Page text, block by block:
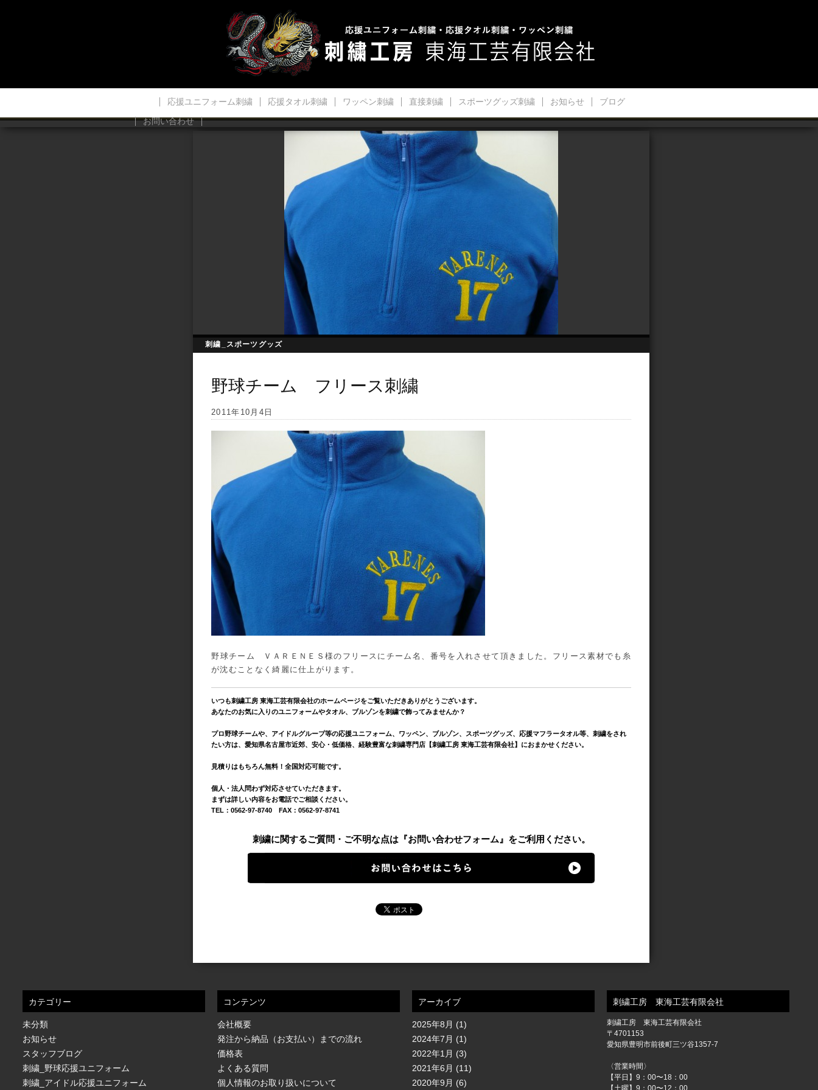
応援ユニフォーム刺繍 応援タオル刺繍 ワッペン刺繍 直接刺繍 スポーツグッズ刺繍 お知らせ ブログ
お問い合わせ
刺繍_スポーツグッズ
野球チーム フリース刺繍
2011年10月4日
野球チーム ＶＡＲＥＮＥＳ様のフリースにチーム名、番号を入れさせて頂きました。フリース素材でも糸
が沈むことなく綺麗に仕上がります。
いつも刺繍工房 東海工芸有限会社のホームページをご覧いただきありがとうございます。
あなたのお気に入りのユニフォームやタオル、ブルゾンを刺繍で飾ってみませんか？
プロ野球チームや、アイドルグループ等の応援ユニフォーム、ワッペン、ブルゾン、スポーツグッズ、応援マフラータオル等、刺繍をされ
たい方は、愛知県名古屋市近郊、安心・低価格、経験豊富な刺繍専門店【刺繍工房 東海工芸有限会社】におまかせください。
見積りはもちろん無料！全国対応可能です。
個人・法人問わず対応させていただきます。
まずは詳しい内容をお電話でご相談ください。
TEL：0562-97-8740 FAX：0562-97-8741
刺繍に関するご質問・ご不明な点は『お問い合わせフォーム』をご利用ください。
カテゴリー
未分類
お知らせ
スタッフブログ
刺繍_野球応援ユニフォーム
刺繍_アイドル応援ユニフォーム
コンテンツ
会社概要
発注から納品（お支払い）までの流れ
価格表
よくある質問
個人情報のお取り扱いについて
アーカイブ
2025年8月 (1)
2024年7月 (1)
2022年1月 (3)
2021年6月 (11)
2020年9月 (6)
刺繍工房 東海工芸有限会社
刺繍工房 東海工芸有限会社
〒4701153
愛知県豊明市前後町三ツ谷1357-7
〈営業時間〉
【平日】9：00〜18：00
【土曜】9：00〜12：00